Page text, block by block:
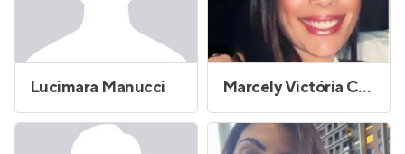
Lucimara Manucci Marcely Victória Carneiro Moreira